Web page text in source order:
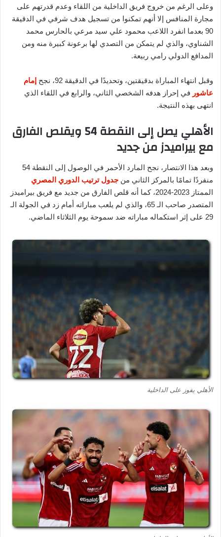
وعلى الرغم من خروج فريق الداخلية من اللقاء وعدم قدرتهم على
مجارة المنافس إلا أنهم تمكنوا من تسجيل هدف شرفي في الدقيقة
90 بعدما انفرد اللاعب محمود علي سيد مرعي بالحارس محمد
الشناوي، والذي لم يتمكن من التصدي لها برعونة كبيرة منه ومن
المدافع الدولي رامي ربيعة.
وقبل انتهاء المباراة بدقيقتين، وتحديدًا في الدقيقة 92، نجح
إمام
عاشور في إحراز هدفه الشخصي الثاني، والرابع في اللقاء الذي
انتهى بهذه النتيجة.
الأهلي يصل إلى النقطة 54 ويقلص الفارق
مع بيراميدز من جديد
وبعد هذا الانتصار، نجح المارد الأحمر في الوصول إلى النقطة 54
منفردًا تمامًا بالمركز الثاني من جدول ترتيب الدوري المصري
الممتاز 2023-2024، كما أنه قلص الفارق من جديد مع فريق بيراميدز
المتصدر صاحب الـ 65، والذي لم يلعب مباراته أمام زد في الجولة الـ
29 على إثر استكماله مباراته ضد سموحة يوم الثلاثاء الماضي.
الأهلي يفوز على الداخلية